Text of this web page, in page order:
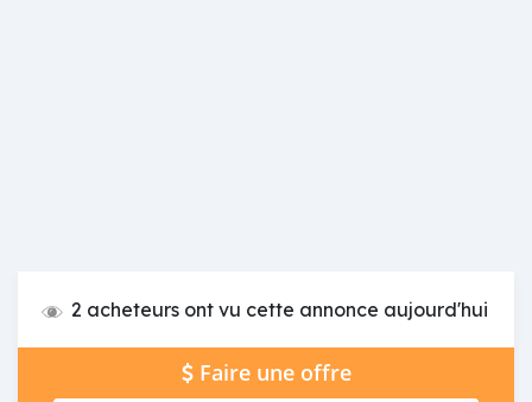
2 acheteurs ont vu cette annonce aujourd'hui
Faire une offre